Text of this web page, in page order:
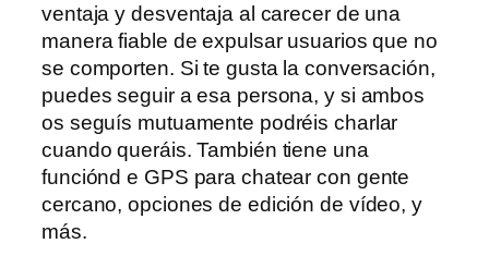
ventaja y desventaja al carecer de una
manera fiable de expulsar usuarios que no
se comporten. Si te gusta la conversación,
puedes seguir a esa persona, y si ambos
os seguís mutuamente podréis charlar
cuando queráis. También tiene una
funciónd e GPS para chatear con gente
cercano, opciones de edición de vídeo, y
más.